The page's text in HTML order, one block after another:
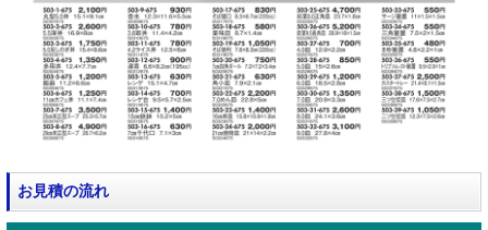
お見積の流れ